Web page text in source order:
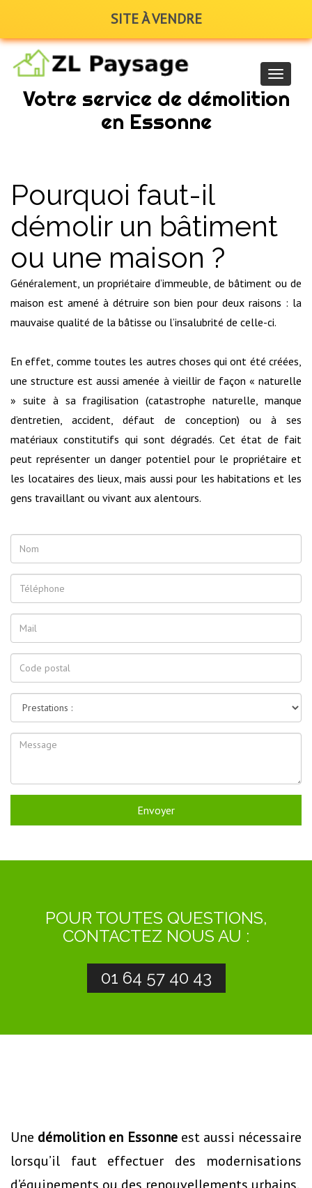
SITE À VENDRE
Votre service de démolition
en Essonne
Pourquoi faut-il
démolir un bâtiment
ou une maison ?
Généralement, un propriétaire d’immeuble, de bâtiment ou de
maison est amené à détruire son bien pour deux raisons : la
mauvaise qualité de la bâtisse ou l’insalubrité de celle-ci.
En effet, comme toutes les autres choses qui ont été créées,
une structure est aussi amenée à vieillir de façon « naturelle
» suite à sa fragilisation (catastrophe naturelle, manque
d’entretien, accident, défaut de conception) ou à ses
matériaux constitutifs qui sont dégradés. Cet état de fait
peut représenter un danger potentiel pour le propriétaire et
les locataires des lieux, mais aussi pour les habitations et les
gens travaillant ou vivant aux alentours.
Envoyer
POUR TOUTES QUESTIONS,
CONTACTEZ NOUS AU :
01 64 57 40 43
Une démolition en Essonneest aussi nécessaire
lorsqu’il faut effectuer des modernisations